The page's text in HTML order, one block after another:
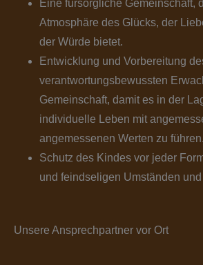
Eine fürsorgliche Gemeinschaft,
Atmosphäre des Glücks, der
der Würde bietet.
Entwicklung und Vorbereitung
verantwortungsbewussten
Gemeinschaft, damit es in der
individuelle Leben mit
angemessenen Werten zu führen.
Schutz des Kindes vor jeder
und feindseligen Umständen
Unsere Ansprechpartner vor Ort